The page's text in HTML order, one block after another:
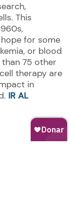
This
for some
or blood
75 other
therapy are
in
IR AL